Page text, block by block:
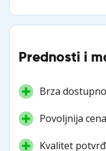
Prednosti i
Brza
Povoljnija
Kvalitet